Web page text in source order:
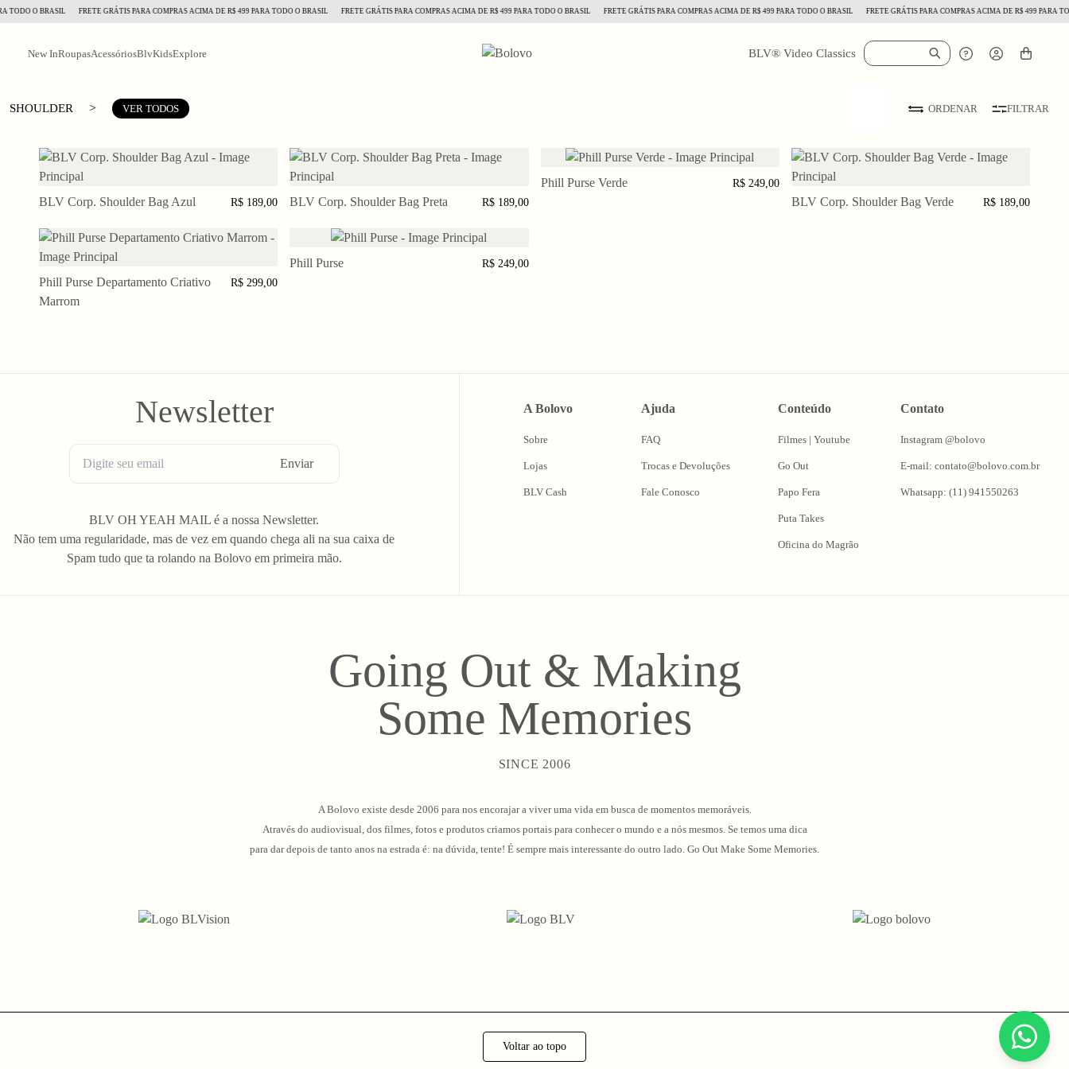
O BRASIL FRETE GRÁTIS PARA COMPRAS ACIMA DE R$ 499 PARA TODO O BRASIL FRETE GRÁTIS PARA COMPRAS ACIMA DE R$ 499 PARA TODO O BRASIL FRETE GRÁTIS PARA COMPRAS ACIMA DE R$ 499 PARA TODO O BRASIL FRETE GRÁTIS PARA COMPRAS ACIMA DE R$ 499 PARA
New InRoupasAcessóriosBlvKidsExplore BLV® Video Classics
SHOULDER > VER TODOS ORDENAR FILTRAR
ADICIONAR AO CARRINHO
BLV Corp. Shoulder Bag Azul R$ 189,00 ADICIONAR AO CARRINHO
BLV Corp. Shoulder Bag Preta R$ 189,00
ADICIONAR AO CARRINHO
Phill Purse Verde R$ 249,00
ADICIONAR AO CARRINHO
BLV Corp. Shoulder Bag Verde R$ 189,00
ADICIONAR AO CARRINHO
Phill Purse Departamento Criativo
Marrom
R$ 299,00
ADICIONAR AO CARRINHO
Phill Purse R$ 249,00
Newsletter
Enviar
BLV OH YEAH MAIL é a nossa Newsletter.
Não tem uma regularidade, mas de vez em quando chega ali na sua caixa de
Spam tudo que ta rolando na Bolovo em primeira mão.
A Bolovo
Sobre
Lojas
BLV Cash
Ajuda
FAQ
Trocas e Devoluções
Fale Conosco
Conteúdo
Filmes | Youtube
Go Out
Papo Fera
Puta Takes
Oficina do Magrão
Contato
Instagram @bolovo
E-mail: contato@bolovo.com.br
Whatsapp: (11) 941550263
Going Out & Making
Some Memories
SINCE 2006
A Bolovo existe desde 2006 para nos encorajar a viver uma vida em busca de momentos memoráveis.
Através do audiovisual, dos filmes, fotos e produtos criamos portais para conhecer o mundo e a nós mesmos. Se temos uma dica
para dar depois de tanto anos na estrada é: na dúvida, tente! É sempre mais interessante do outro lado. Go Out Make Some Memories.
Voltar ao topo